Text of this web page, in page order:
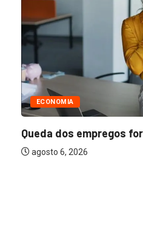
ECONOMIA
Queda dos empregos
agosto 6, 2026